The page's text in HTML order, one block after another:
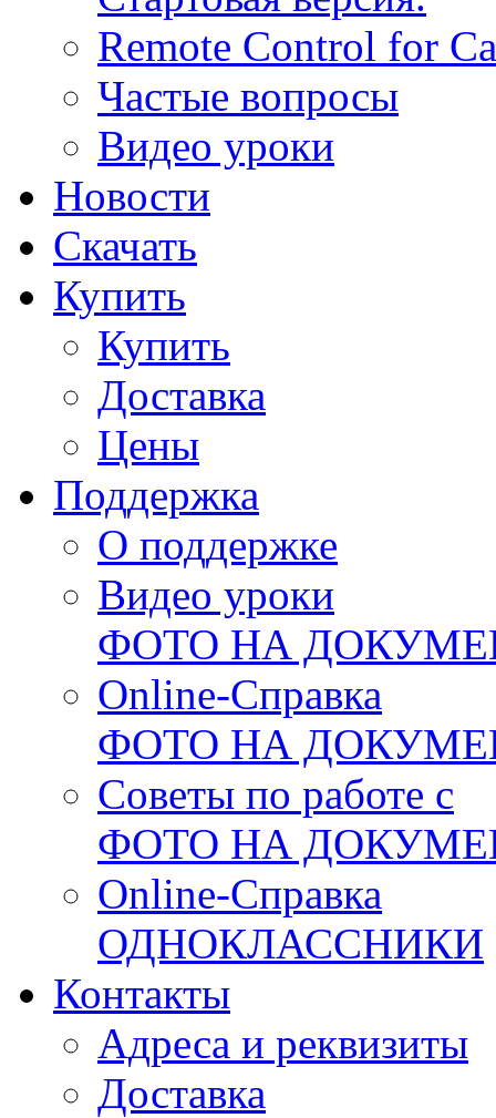
Remote Control for
Частые вопросы
Видео уроки
Новости
Скачать
Купить
Купить
Доставка
Цены
Поддержка
О поддержке
Видео уроки
ФОТО НА
Online-Справка
ФОТО НА
Советы по работе с
ФОТО НА
Online-Справка
ОДНОКЛАССНИКИ
Контакты
Адреса и реквизиты
Доставка